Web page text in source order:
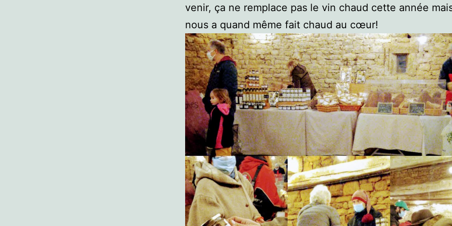
venir, ça ne remplace pas le vin chaud cette année
nous a quand même fait chaud au cœur!